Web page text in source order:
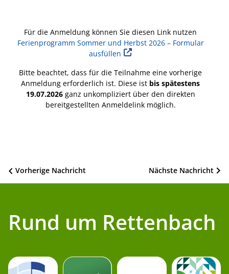
Für die Anmeldung können Sie diesen Link nutzen
Ferienprogramm Sommer und Herbst 2026 – Formular
ausfüllen
Bitte beachtet, dass für die Teilnahme eine vorherige
Anmeldung erforderlich ist. Diese ist bis spätestens
19.07.2026ganz unkompliziert über den direkten
bereitgestellten Anmeldelink möglich.
Beitragsnavigation Nächste Nachricht
Vorherige Nachricht
Rund um Rettenbach